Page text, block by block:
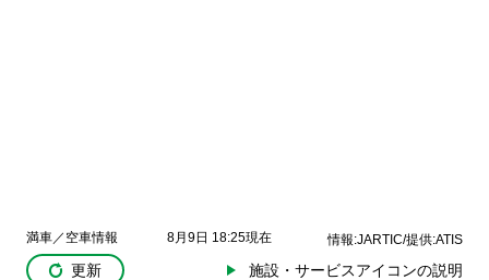
満車／空車情報 8月9日 18:25現在 情報:JARTIC/提供:ATIS
更新 施設・サービスアイコンの説明